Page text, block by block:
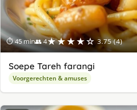
⏱ 45 min👥 4★★★★☆ 3.75 (4)
Soepe Tareh farangi
Voorgerechten & amuses